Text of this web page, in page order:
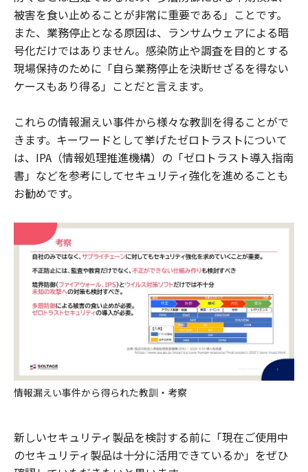
被害を食い止めることが非常に重要である」ことです。
また、業務停止となる原因は、ランサムウェアによる暗
号化だけではありません。感染防止や調査を目的とする
現場保持のために「自ら業務停止を決断せざるを得ない
ケースもあり得る」ことだと言えます。
これらの情報漏えい事件から様々な教訓を得ることがで
きます。キーワードとして挙げたゼロトラストについて
は、IPA（情報処理推進機構）の「ゼロトラスト導入指南
書」などを参考にしてセキュリティ強化を進めることも
お勧めです。
情報漏えい事件から得られた教訓・考察
新しいセキュリティ製品を検討する前に「現在ご使用中
のセキュリティ製品は十分に活用できているか」をぜひ